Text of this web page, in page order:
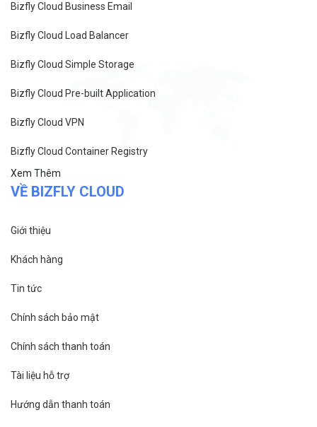
Bizfly Cloud Business Email
Bizfly Cloud Load Balancer
Bizfly Cloud Simple Storage
Bizfly Cloud Pre-built Application
Bizfly Cloud VPN
Bizfly Cloud Container Registry
Xem Thêm
VỀ BIZFLY CLOUD
Giới thiệu
Khách hàng
Tin tức
Chính sách bảo mật
Chính sách thanh toán
Tài liệu hỗ trợ
Hướng dẫn thanh toán